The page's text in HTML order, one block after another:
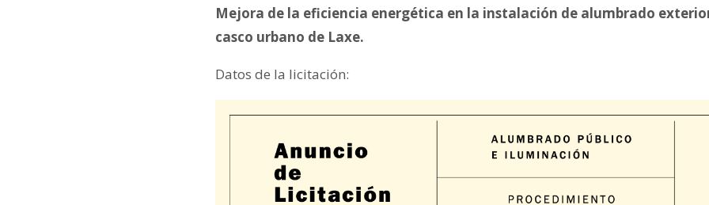
Mejora de la eficiencia energética en la instalación de alumbrado
casco urbano de Laxe.
Datos de la licitación: